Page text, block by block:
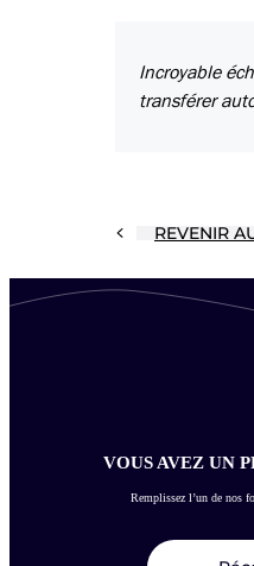
Incroyable
transférer
REVENIR
VOUS AVEZ UN
Remplissez l’un de nos